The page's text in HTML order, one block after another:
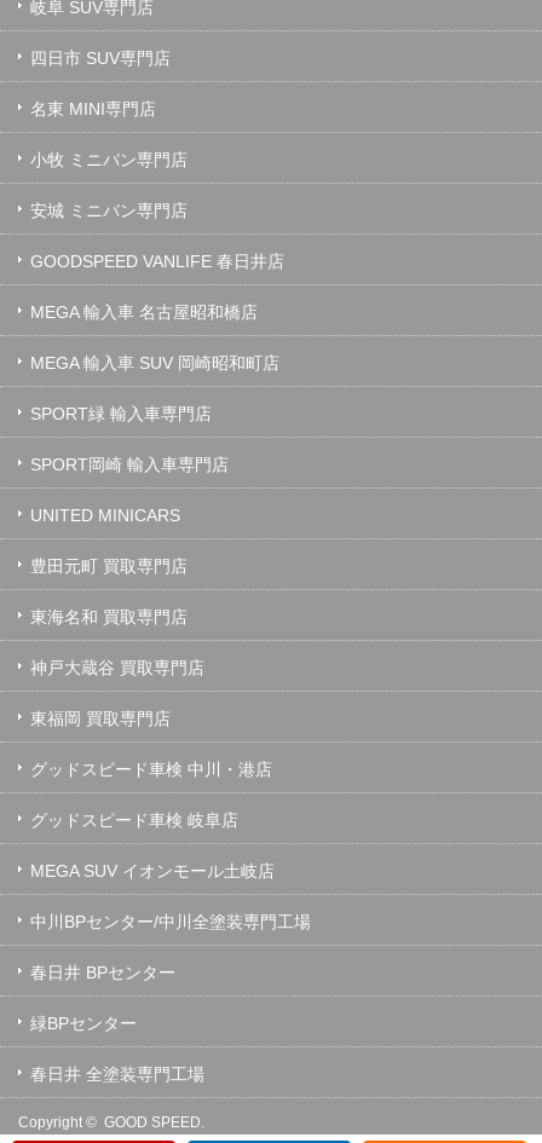
岐阜 SUV専門店
四日市 SUV専門店
名東 MINI専門店
小牧 ミニバン専門店
安城 ミニバン専門店
GOODSPEED VANLIFE 春日井店
MEGA 輸入車 名古屋昭和橋店
MEGA 輸入車 SUV 岡崎昭和町店
SPORT緑 輸入車専門店
SPORT岡崎 輸入車専門店
UNITED MINICARS
豊田元町 買取専門店
東海名和 買取専門店
神戸大蔵谷 買取専門店
東福岡 買取専門店
グッドスピード車検 中川・港店
グッドスピード車検 岐阜店
MEGA SUV イオンモール土岐店
中川BPセンター/中川全塗装専門工場
春日井 BPセンター
緑BPセンター
春日井 全塗装専門工場
Copyright © GOOD SPEED.